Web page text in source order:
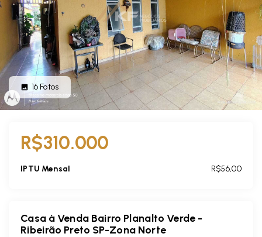
16 Fotos
R$310.000
IPTU Mensal R$56,00
Casa à Venda Bairro Planalto Verde -
Ribeirão Preto SP-Zona Norte